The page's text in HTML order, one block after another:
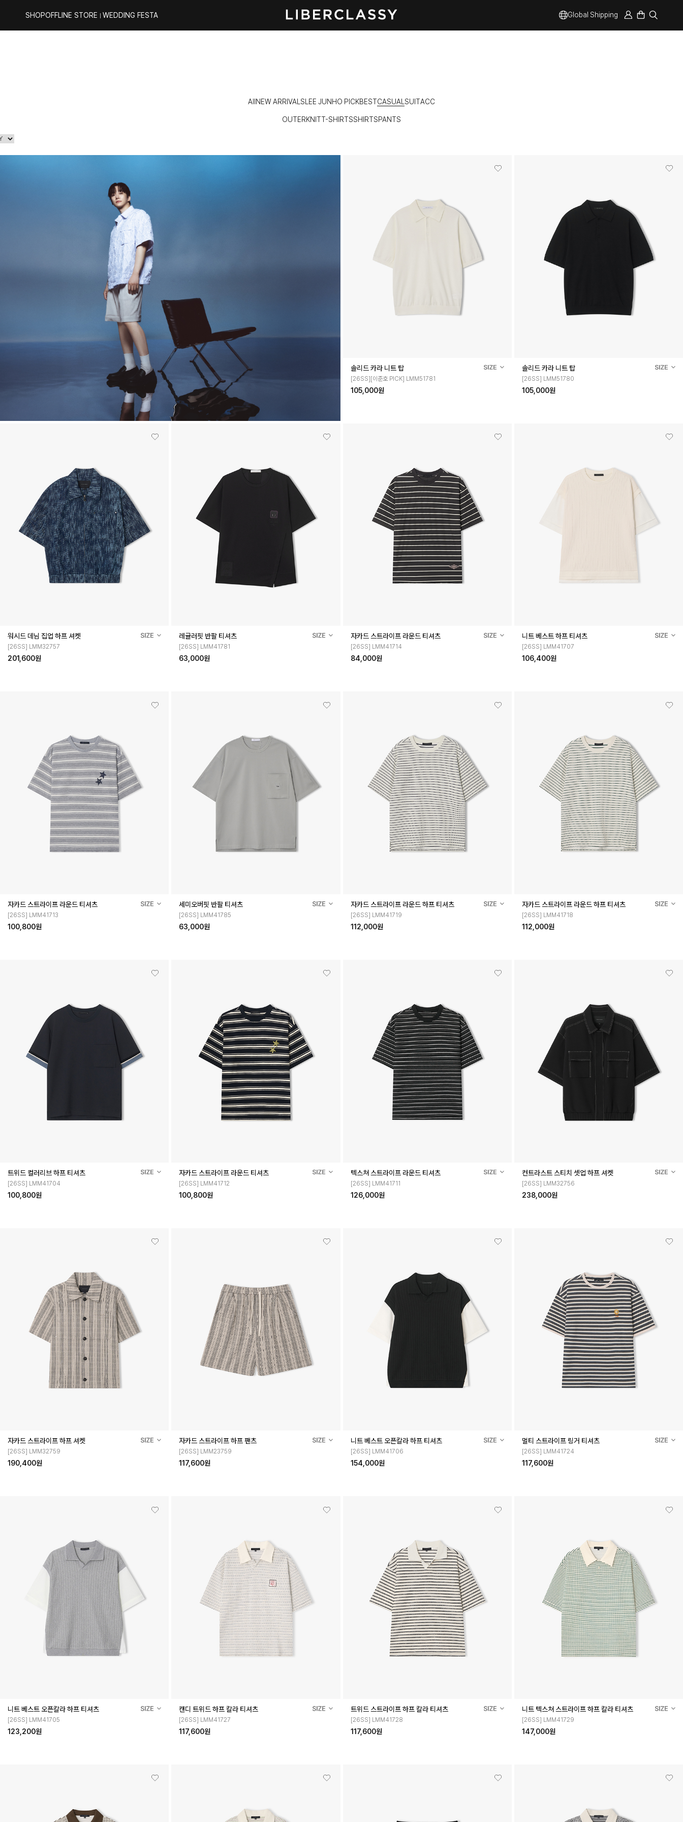
SHOPOFFLINE STORE WEDDING FESTA Global Shipping
All NEW ARRIVALS LEE JUNHO PICKBESTCASUAL SUITACC
OUTERKNITT-SHIRTSSHIRTSPANTS
솔리드 카라 니트 탑
[26SS][이준호 PICK] LMM51781
105,000원
솔리드 카라 니트 탑
[26SS] LMM51780
105,000원
워시드 데님 집업 하프 셔켓
[26SS] LMM32757
201,600원
레귤러핏 반팔 티셔츠
[26SS] LMM41781
63,000원
자카드 스트라이프 라운드 티셔츠
[26SS] LMM41714
84,000원
니트 베스트 하프 티셔츠
[26SS] LMM41707
106,400원
자카드 스트라이프 라운드 티셔츠
[26SS] LMM41713
100,800원
세미오버핏 반팔 티셔츠
[26SS] LMM41785
63,000원
자카드 스트라이프 라운드 하프 티셔츠
[26SS] LMM41719
112,000원
자카드 스트라이프 라운드 하프 티셔츠
[26SS] LMM41718
112,000원
트위드 컬러리브 하프 티셔츠
[26SS] LMM41704
100,800원
자카드 스트라이프 라운드 티셔츠
[26SS] LMM41712
100,800원
텍스쳐 스트라이프 라운드 티셔츠
[26SS] LMM41711
126,000원
컨트라스트 스티치 셋업 하프 셔켓
[26SS] LMM32756
238,000원
자카드 스트라이프 하프 셔켓
[26SS] LMM32759
190,400원
자카드 스트라이프 하프 팬츠
[26SS] LMM23759
117,600원
니트 베스트 오픈칼라 하프 티셔츠
[26SS] LMM41706
154,000원
멀티 스트라이프 링거 티셔츠
[26SS] LMM41724
117,600원
니트 베스트 오픈칼라 하프 티셔츠
[26SS] LMM41705
123,200원
캔디 트위드 하프 칼라 티셔츠
[26SS] LMM41727
117,600원
트위드 스트라이프 하프 칼라 티셔츠
[26SS] LMM41728
117,600원
니트 텍스쳐 스트라이프 하프 칼라 티셔츠
[26SS] LMM41729
147,000원